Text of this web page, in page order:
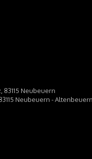
83115 Neubeuern
Neubeuern - Altenbeuern